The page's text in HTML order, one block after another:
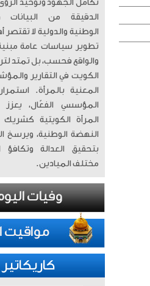
تكامل الجهود وتوحيد
الدقيقة من البيانات
الوطنية والدولية لا تقتصر
تطوير سياسات عامة مبنية
والواقع فحسب، بل تمتد
الكويت في التقارير
المعنية بالمرأة.
المؤسسي الفعّال،
المرأة الكويتية
النهضة الوطنية، ويرسخ
بتحقيق العدالة
مختلف الميادين.
كاريكاتير